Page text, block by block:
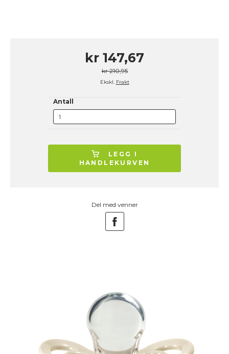
kr 147,67
kr 210,95
Ekskl. Frakt
Antall
LEGG I
HANDLEKURVEN
Del med venner